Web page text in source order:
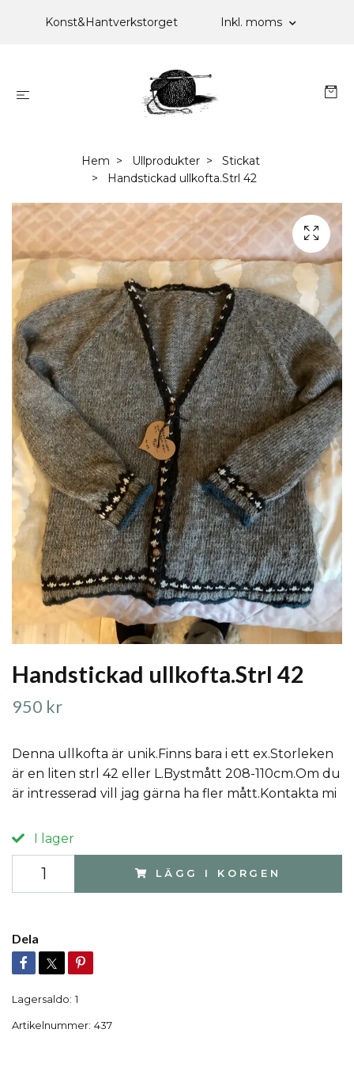
Konst&Hantverkstorget Inkl. moms
Hem Ullprodukter
Stickat
Handstickad ullkofta.Strl 42
Handstickad ullkofta.Strl 42
950 kr
Denna ullkofta är unik.Finns bara i ett ex.Storleken
är en liten strl 42 eller L.Bystmått 208-110cm.Om du
är intresserad vill jag gärna ha fler mått.Kontakta mi
I lager
LÄGG I KORGEN
Dela
Lagersaldo: 1
Artikelnummer: 437